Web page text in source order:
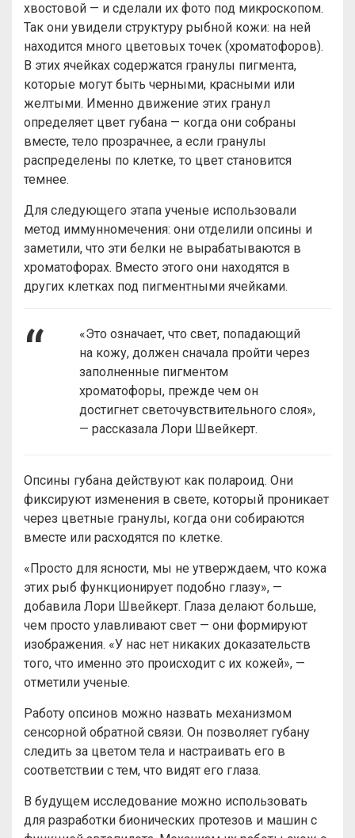
хвостовой — и сделали их фото под микроскопом.
Так они увидели структуру рыбной кожи: на ней
находится много цветовых точек (хроматофоров).
В этих ячейках содержатся гранулы пигмента,
которые могут быть черными, красными или
желтыми. Именно движение этих гранул
определяет цвет губана — когда они собраны
вместе, тело прозрачнее, а если гранулы
распределены по клетке, то цвет становится
темнее.
Для следующего этапа ученые использовали
метод иммунномечения: они отделили опсины и
заметили, что эти белки не вырабатываются в
хроматофорах. Вместо этого они находятся в
других клетках под пигментными ячейками.
«Это означает, что свет, попадающий
на кожу, должен сначала пройти через
заполненные пигментом
хроматофоры, прежде чем он
достигнет светочувствительного слоя»,
— рассказала Лори Швейкерт.
Опсины губана действуют как полароид. Они
фиксируют изменения в свете, который проникает
через цветные гранулы, когда они собираются
вместе или расходятся по клетке.
«Просто для ясности, мы не утверждаем, что кожа
этих рыб функционирует подобно глазу», —
добавила Лори Швейкерт. Глаза делают больше,
чем просто улавливают свет — они формируют
изображения. «У нас нет никаких доказательств
того, что именно это происходит с их кожей», —
отметили ученые.
Работу опсинов можно назвать механизмом
сенсорной обратной связи. Он позволяет губану
следить за цветом тела и настраивать его в
соответствии с тем, что видят его глаза.
В будущем исследование можно использовать
для разработки бионических протезов и машин с